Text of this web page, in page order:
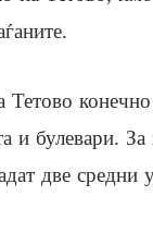
Тетово
и булевари.
две средни